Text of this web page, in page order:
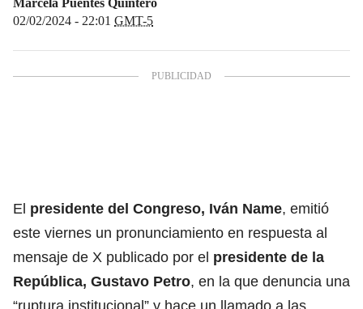
02/02/2024 - 22:01 GMT-5
El presidente del Congreso, Iván Name, emitió
este viernes un pronunciamiento en respuesta al
mensaje de X publicado por el presidente de la
República, Gustavo Petro, en la que denuncia una
“ruptura institucional” y hace un llamado a las